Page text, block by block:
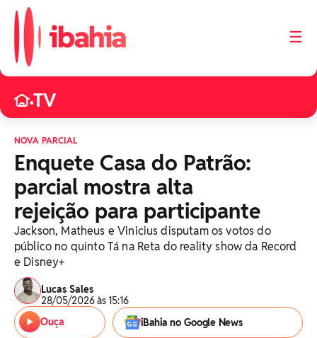
☰
•TV
NOVA PARCIAL
Enquete Casa do Patrão:
parcial mostra alta
rejeição para participante
Jackson, Matheus e Vinicius disputam os votos do
público no quinto Tá na Reta do reality show da Record
e Disney+
Lucas Sales
28/05/2026 às 15:16
Ouça
iBahia no Google News